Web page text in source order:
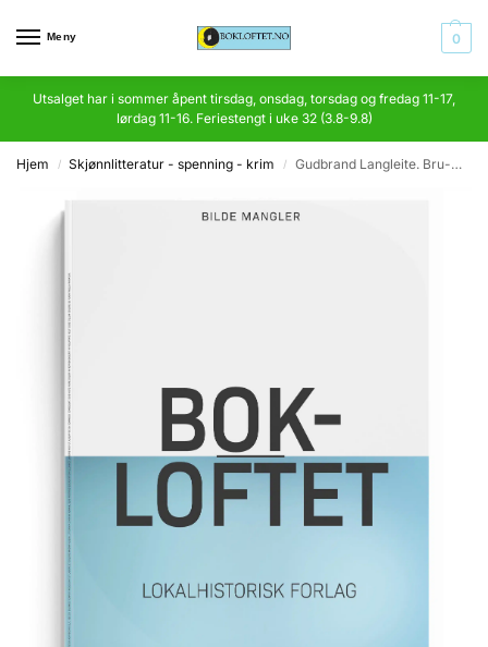
Meny 0
Utsalget har i sommer åpent tirsdag, onsdag, torsdag og fredag 11-17,
lørdag 11-16. Feriestengt i uke 32 (3.8-9.8)
Hjem / Skjønnlitteratur - spenning - krim / Gudbrand Langleite. Bru-millom/Skuggen